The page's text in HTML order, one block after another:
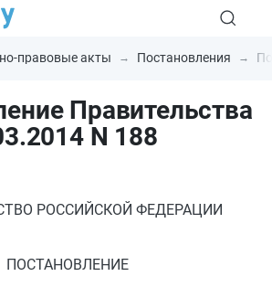
правовые акты Постановления
Правительства
N 188
РОССИЙСКОЙ ФЕДЕРАЦИИ
ПОСТАНОВЛЕНИЕ